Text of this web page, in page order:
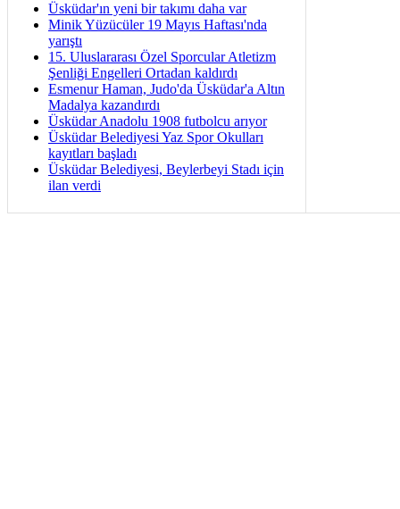
Üsküdar'ın yeni bir takımı daha var
Minik Yüzücüler 19 Mayıs Haftası'nda
yarıştı
15. Uluslararası Özel Sporcular Atletizm
Şenliği Engelleri Ortadan kaldırdı
Esmenur Haman, Judo'da Üsküdar'a Altın
Madalya kazandırdı
Üsküdar Anadolu 1908 futbolcu arıyor
Üsküdar Belediyesi Yaz Spor Okulları
kayıtları başladı
Üsküdar Belediyesi, Beylerbeyi Stadı için
ilan verdi